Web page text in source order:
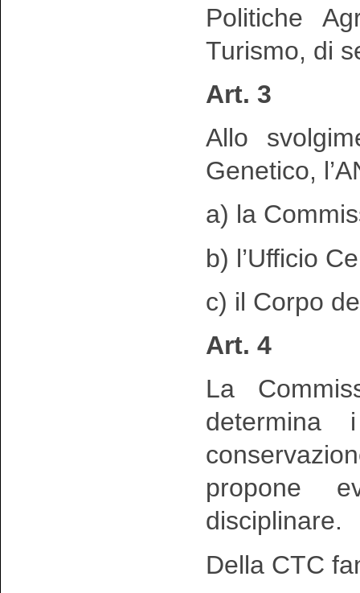
Politiche
Turismo, di
Art. 3
Allo
Genetico,
a) la
b) l’Ufficio
c) il Corpo
Art. 4
La
propone
disciplinare.
Della CTC